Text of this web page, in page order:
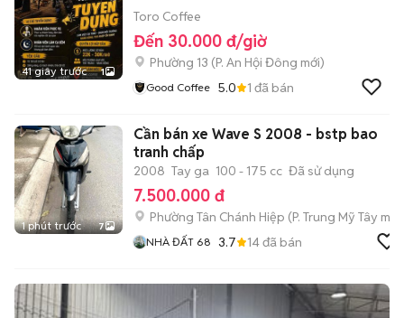
41 giây trước 1
Toro Coffee
Đến 30.000 đ/giờ
Phường 13 (P. An Hội Đông mới)
Good Coffee 5.0 1 đã bán
1 phút trước 7
Cần bán xe Wave S 2008 - bstp bao
tranh chấp
2008 Tay ga 100 - 175 cc Đã sử dụng
7.500.000 đ
Phường Tân Chánh Hiệp (P. Trung Mỹ Tây mới)
NHÀ ĐẤT 68 3.7 14đã bán